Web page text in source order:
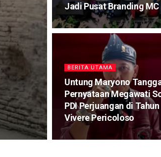
Jadi Pusat Branding MC
BERITA UTAMA
Untung Maryono
Pernyataan Megawati
PDI Perjuangan di Tahun
Vivere Pericoloso